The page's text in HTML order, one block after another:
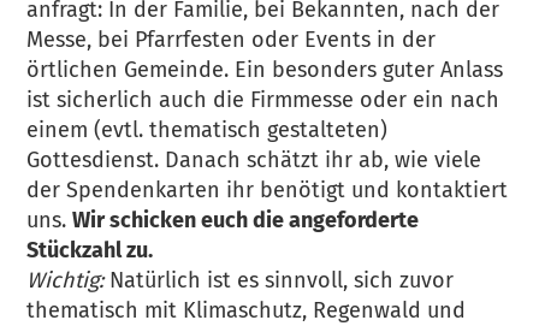
anfragt: In der Familie, bei Bekannten, nach der
Messe, bei Pfarrfesten oder Events in der
örtlichen Gemeinde. Ein besonders guter Anlass
ist sicherlich auch die Firmmesse oder ein nach
einem (evtl. thematisch gestalteten)
Gottesdienst. Danach schätzt ihr ab, wie viele
der Spendenkarten ihr benötigt und kontaktiert
uns.Wir schicken euch die angeforderte
Stückzahl zu.
Wichtig:Natürlich ist es sinnvoll, sich zuvor
thematisch mit Klimaschutz, Regenwald und